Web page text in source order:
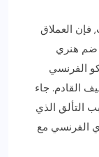
فإن العملاق
ضم هنري
الفرنسي
الصيف القادم. جاء
التألق الذي
الفرنسي مع